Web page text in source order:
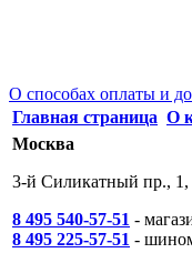
О способах оплаты и
Главная страница О
Москва
3-й Силикатный пр., 1,
8 495 540-57-51 -
8 495 225-57-51 -